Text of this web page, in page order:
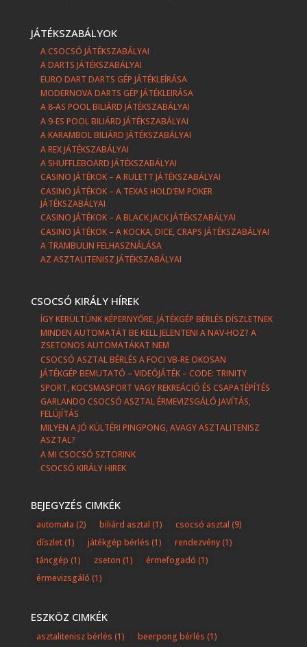
JÁTÉKSZABÁLYOK
A CSOCSÓ JÁTÉKSZABÁLYAI
A DARTS JÁTÉKSZABÁLYAI
EURO DART DARTS GÉP JÁTÉKLEÍRÁSA
MODERNOVA DARTS GÉP JÁTÉKLEIRÁSA
A 8-AS POOL BILIÁRD JÁTÉKSZABÁLYAI
A 9-ES POOL BILIÁRD JÁTÉKSZABÁLYAI
A KARAMBOL BILIÁRD JÁTÉKSZABÁLYAI
A REX JÁTÉKSZABÁLYAI
A SHUFFLEBOARD JÁTÉKSZABÁLYAI
CASINO JÁTÉKOK – A RULETT JÁTÉKSZABÁLYAI
CASINO JÁTÉKOK – A TEXAS HOLD’EM POKER
JÁTÉKSZABÁLYAI
CASINO JÁTÉKOK – A BLACK JACK JÁTÉKSZABÁLYAI
CASINO JÁTÉKOK – A KOCKA, DICE, CRAPS JÁTÉKSZABÁLYAI
A TRAMBULIN FELHASZNÁLÁSA
AZ ASZTALITENISZ JÁTÉKSZABÁLYAI
CSOCSÓ KIRÁLY HÍREK
ÍGY KERÜLTÜNK KÉPERNYŐRE, JÁTÉKGÉP BÉRLÉS DÍSZLETNEK
MINDEN AUTOMATÁT BE KELL JELENTENI A NAV-HOZ? A
ZSETONOS AUTOMATÁKAT NEM
CSOCSÓ ASZTAL BÉRLÉS A FOCI VB-RE OKOSAN
JÁTÉKGÉP BEMUTATÓ – VIDEÓJÁTÉK – CODE: TRINITY
SPORT, KOCSMASPORT VAGY REKREÁCIÓ ÉS CSAPATÉPÍTÉS
GARLANDO CSOCSÓ ASZTAL ÉRMEVIZSGÁLÓ JAVÍTÁS,
FELÚJÍTÁS
MILYEN A JÓ KÜLTÉRI PINGPONG, AVAGY ASZTALITENISZ
ASZTAL?
A MI CSOCSÓ SZTORINK
CSOCSÓ KIRÁLY HIREK
BEJEGYZÉS CIMKÉK
automata (2) biliárd asztal (1) csocsó asztal (9)
díszlet(1) játékgép bérlés (1) rendezvény(1)
táncgép (1) zseton (1) érmefogadó (1)
érmevizsgáló (1)
ESZKÖZ CIMKÉK
asztalitenisz bérlés (1) beerpong bérlés (1)